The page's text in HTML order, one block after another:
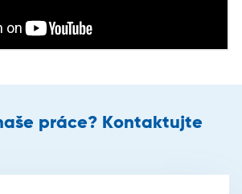
práce? Kontaktujte